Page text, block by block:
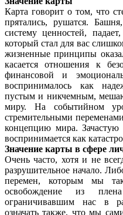
Карта говорит о том, что
прятались, рушатся.
систему ценностей,
который стал для вас
жизненные принципы
касается отношения к
финансовой и
воспринималось как
пустым и никчемным,
миру. На событийном
стремительными
концепцию мира.
воспринимается как
Значение карты в сфере
Очень часто, хотя и не
разрушительное начало.
перемен, которым мы
освобождение из
ограничивавшим нас в
означать также, что мы